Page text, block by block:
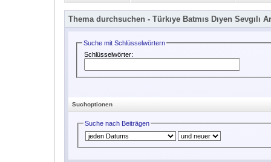
Thema durchsuchen - Türkıye Batmıs Dıyen Sevgılı
Suche mit Schlüsselwörtern
Schlüsselwörter:
Suchoptionen
Suche nach Beiträgen